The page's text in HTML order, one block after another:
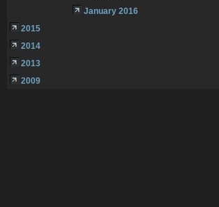
January 2016
2015
2014
2013
2009